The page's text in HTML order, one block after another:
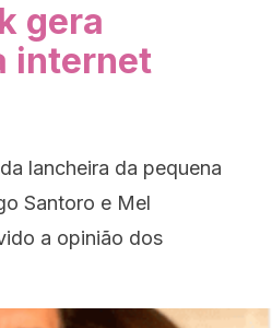
gera
internet
lancheira da pequena
Santoro e Mel
a opinião dos